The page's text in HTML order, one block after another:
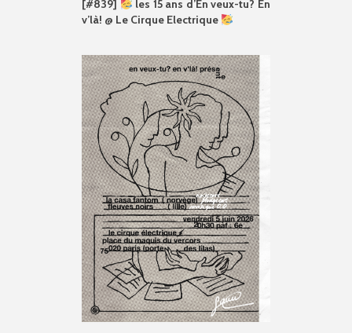
[#839]
les 15 ans d’En veux-tu? En
v’là! @ Le Cirque Electrique